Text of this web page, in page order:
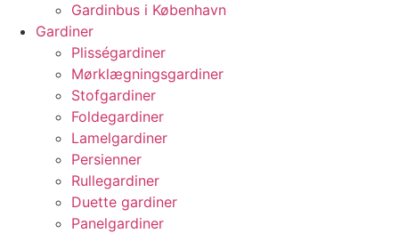
Gardinbus i København
Gardiner
Plisségardiner
Mørklægningsgardiner
Stofgardiner
Foldegardiner
Lamelgardiner
Persienner
Rullegardiner
Duette gardiner
Panelgardiner